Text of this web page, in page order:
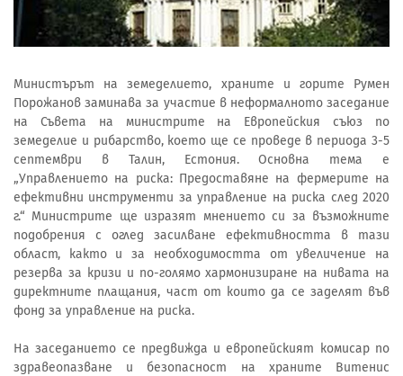
Министърът на земеделието, храните и горите Румен
Порожанов заминава за участие в неформалното заседание
на Съвета на министрите на Европейския съюз по
земеделие и рибарство, което ще се проведе в периода 3-5
септември в Талин, Естония. Основна тема е
„Управлението на риска: Предоставяне на фермерите на
ефективни инструменти за управление на риска след 2020
г.“ Министрите ще изразят мнението си за възможните
подобрения с оглед засилване ефективността в тази
област, както и за необходимостта от увеличение на
резерва за кризи и по-голямо хармонизиране на нивата на
директните плащания, част от които да се заделят във
фонд за управление на риска.
На заседанието се предвижда и европейският комисар по
здравеопазване и безопасност на храните Витенис